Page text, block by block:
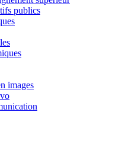
publics
images